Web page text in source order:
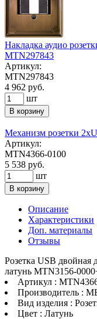
Накладка аудио
MTN297843
Артикул:
MTN297843
4 962 руб.
шт
В корзину
Механизм розетки
Артикул:
MTN4366-0100
5 538 руб.
шт
В корзину
Описание
Характеристики
Доп. материалы
Отзывы
Розетка USB двойная
латунь MTN3156-
Артикул :
Производитель :
Вид изделия :
Цвет : Латунь